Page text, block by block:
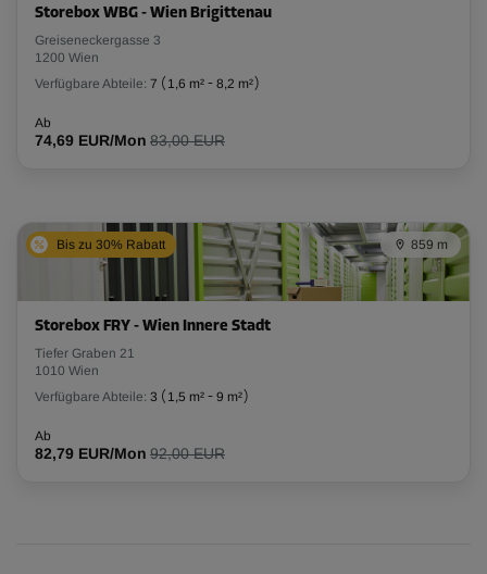
Storebox WBG - Wien Brigittenau
Greiseneckergasse 3
1200 Wien
Verfügbare Abteile: 7 ( 1,6 m² - 8,2 m²)
Ab
74,69 EUR/Mon 83,00 EUR
Bis zu 30% Rabatt 859 m
Storebox FRY - Wien Innere Stadt
Tiefer Graben 21
1010 Wien
Verfügbare Abteile: 3 ( 1,5 m² - 9 m²)
Ab
82,79 EUR/Mon 92,00 EUR